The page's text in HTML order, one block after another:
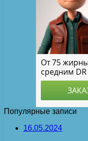
Популярные записи
16.05.2024